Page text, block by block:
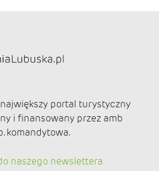
portal turystyczny
i finansowany przez amb
komandytowa.
naszego newslettera